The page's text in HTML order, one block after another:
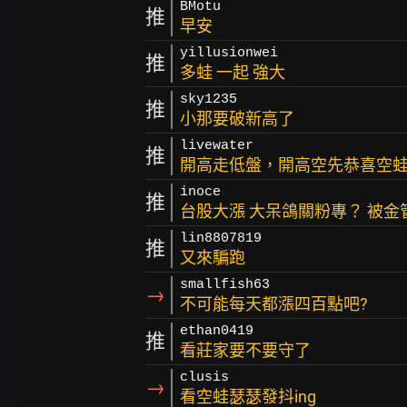
推 BMotu
早安
推 yillusionwei
多蛙 一起 強大
推 sky1235
小那要破新高了
推 livewater
開高走低盤，開高空先恭喜空
推 inoce
台股大漲 大呆鴿關粉專？ 被金
推 lin8807819
又來騙跑
→ smallfish63
不可能每天都漲四百點吧?
推 ethan0419
看莊家要不要守了
→ clusis
看空蛙瑟瑟發抖ing